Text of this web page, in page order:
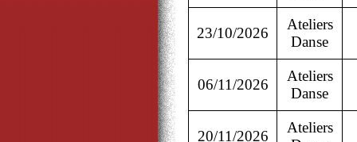
23/10/2026
Ateliers
Danse
06/11/2026
Ateliers
Danse
20/11/2026
Ateliers